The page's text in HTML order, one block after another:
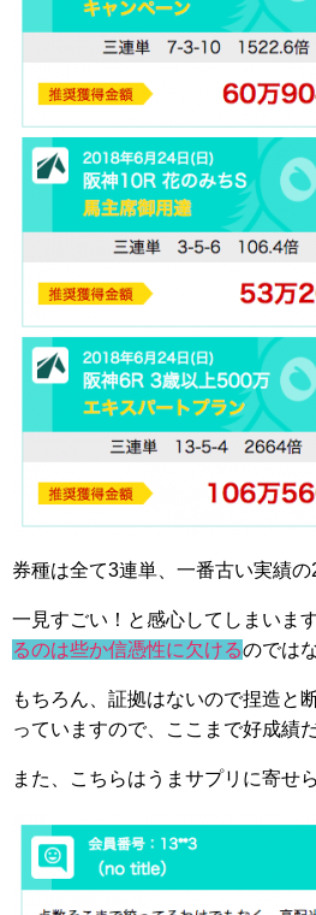
券種は全て3連単、一番古い実績
一見すごい！と感心してしまいま
るのは些か信憑性に欠けるのでは
もちろん、証拠はないので捏造と
っていますので、ここまで好成績
また、こちらはうまサプリに寄せ